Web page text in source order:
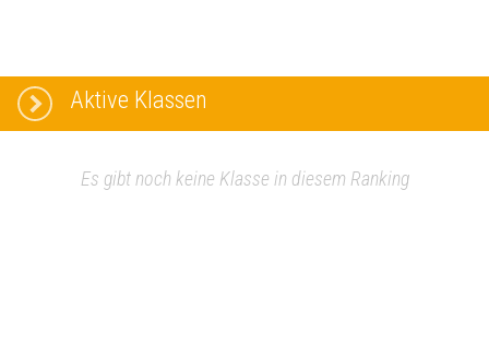
Aktive Klassen
Es gibt noch keine Klasse in diesem Ranking